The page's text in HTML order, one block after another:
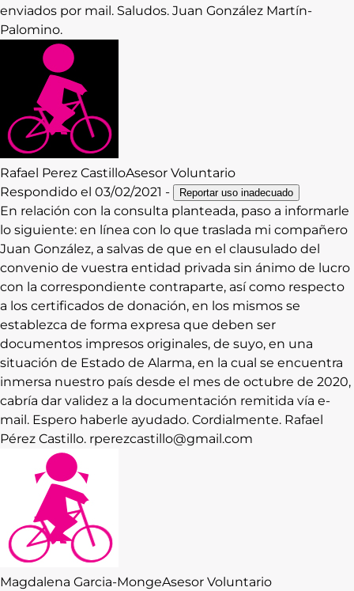
enviados por mail. Saludos. Juan González Martín-
Palomino.
Rafael Perez CastilloAsesor Voluntario
Respondido el 03/02/2021 - Reportar uso inadecuado
En relación con la consulta planteada, paso a informarle
lo siguiente: en línea con lo que traslada mi compañero
Juan González, a salvas de que en el clausulado del
convenio de vuestra entidad privada sin ánimo de lucro
con la correspondiente contraparte, así como respecto
a los certificados de donación, en los mismos se
establezca de forma expresa que deben ser
documentos impresos originales, de suyo, en una
situación de Estado de Alarma, en la cual se encuentra
inmersa nuestro país desde el mes de octubre de 2020,
cabría dar validez a la documentación remitida vía e-
mail. Espero haberle ayudado. Cordialmente. Rafael
Pérez Castillo. rperezcastillo@gmail.com
Magdalena Garcia-MongeAsesor Voluntario